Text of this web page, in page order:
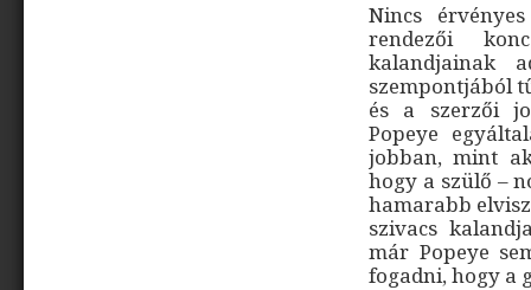
Nincs
rendezői
kalandjainak
szempontjából
és a szerzői
Popeye
jobban, mint
hogy a szülő –
hamarabb
szivacs
már Popeye
fogadni, hogy a